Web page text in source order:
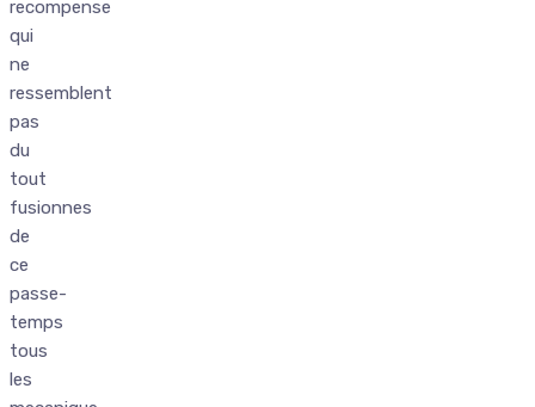
recompense
qui
ne
ressemblent
pas
du
tout
fusionnes
de
ce
passe-
temps
tous
les